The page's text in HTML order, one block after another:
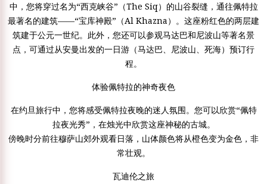
中，您将穿过名为“西克峡谷”（The Siq）的山谷裂缝，通往佩特拉
最著名的建筑——“宝库神殿”（Al Khazna）。这座粉红色的两层建
筑建于公元一世纪。此外，您还可以参观马达巴和尼波山等著名景
点，可通过从安曼出发的一日游（马达巴、尼波山、死海）预订行
程。
体验佩特拉的神奇夜色
在约旦旅行中，您将感受佩特拉夜晚的迷人氛围。您可以欣赏“佩特
拉夜光秀”，在烛光中欣赏这座神秘的古城。
傍晚时分前往穆萨山郊外观看日落，山体颜色将从橙色变为金色，非
常壮观。
瓦迪伦之旅